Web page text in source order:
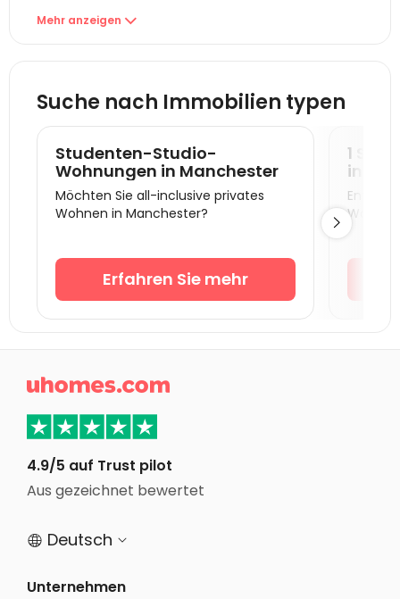
Studentenunterkunft Liverpool
Studentenunterkunft Newcastle United
Studentenunterkunft Trentham
Studentenunterkunft Sheffield
Studentenunterkunft Leeds
Studentenunterkunft Derby
Studentenunterkunft York
Studentenunterkunft Nottingham
Studentenunterkunft Leicester
Studentenunterkunft Herl
Studentenunterkunft Coventry
Mehr anzeigen 
Suche nach Immobilien typen
Studenten-Studio-
Wohnungen in Manchester
Möchten Sie all-inclusive privates
Wohnen in Manchester?
Erfahren Sie mehr
1
in


4.9/5 auf Trust pilot
Aus gezeichnet bewertet
 Deutsch 
Unternehmen